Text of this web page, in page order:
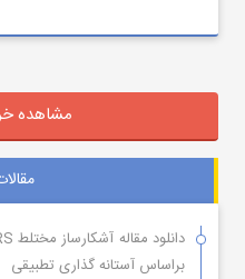
مشاهده
براساس آستانه گذاری تطبیقی